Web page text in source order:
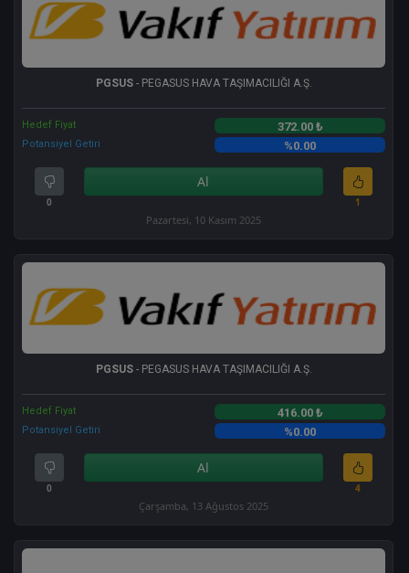
PGSUS- PEGASUS HAVA TAŞIMACILIĞI A.Ş.
Hedef Fiyat 372.00 ₺
Potansiyel Getiri %0.00
0
Al
1
Pazartesi, 10 Kasım 2025
PGSUS- PEGASUS HAVA TAŞIMACILIĞI A.Ş.
Hedef Fiyat 416.00 ₺
Potansiyel Getiri %0.00
0
Al
4
Çarşamba, 13 Ağustos 2025